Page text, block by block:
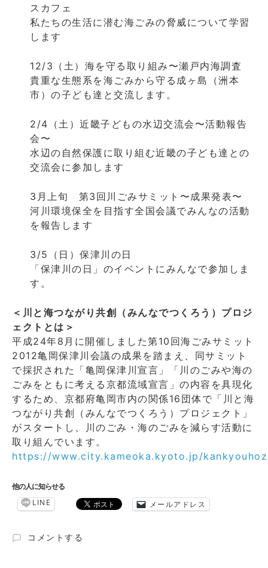
スカフェ
私たちの生活に潜む海ごみの脅威について学習
します
12/3（土）海を守る取り組み〜瀬戸内海調査
貴重な生態系を海ごみから守る成ヶ島（洲本
市）の子ども達と交流します。
2/4（土）近畿子どもの水辺交流会〜活動報告
会〜
水辺の自然保護に取り組む近畿の子ども達との
交流会に参加します
3月上旬 第3回川ごみサミット〜成果発表〜
河川環境保全を目指す全国会議でみんなの活動
を報告します
3/5（日）保津川の日
「保津川の日」のイベントにみんなで参加しま
す。
＜川と海つながり共創（みんなでつくろう）プロジ
ェクトとは＞
平成24年8月に開催しました第10回海ごみサミット
2012亀岡保津川会議の成果を踏まえ、同サミット
で採択された「亀岡保津川宣言」「川のごみや海の
ごみをともに考える京都流域宣言」の内容を具現化
するため、京都府亀岡市内の関係16団体で「川と海
つながり共創（みんなでつくろう）プロジェクト」
がスタートし、川のごみ・海のごみを減らす活動に
取り組んでいます。
https://www.city.kameoka.kyoto.jp/
他の人に知らせる
LINE メールアドレス
こ
コメントする